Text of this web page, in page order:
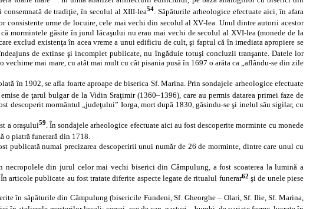
consemnată de tradiţie, în secolul al XIII-lea54. Săpăturile arheologice efectuate aici, în afara
consistente urme de locuire, cele mai vechi din secolul al XV‑lea. Unul dintre autorii acestor
mormintele găsite în jurul lăcaşului nu erau mai vechi de secolul al XVI-lea (monede de la
exclud existenţa în acea vreme a unui edificiu de cult, şi faptul că în imediata apropiere se
de extinse şi incomplet publicate, nu îngăduie totuşi concluzii tranşante. Datele lor
mai mare, cu atât mai mult cu cât pisania pusă în 1697 o arăta ca „aflându-se din zile
în 1902, se afla foarte aproape de biserica Sf. Marina. Prin sondajele arheologice efectuate
de ţarul bulgar de la Vidin Sraţimir (1360–1396), care au permis datarea primei faze de
descoperit mormântul „judeţului” Iorga, mort după 1830, găsindu‑se şi inelul său sigilar, cu
a oraşului59. În sondajele arheologice efectuate aici au fost descoperite morminte cu monede
o piatră funerară din 1718.
publicată numai precizarea descoperirii unui număr de 26 de morminte, dintre care unul cu
din jurul celor mai vechi biserici din Câmpulung, a fost scoaterea la lumină a
publicate au fost tratate diferite aspecte legate de ritualul funerar62 şi de unele piese
în săpăturile din Câmpulung (bisericile Fundeni, Sf. Gheorghe – Olari, Sf. Ilie, Sf. Marina,